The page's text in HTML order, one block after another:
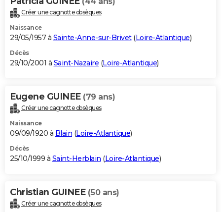
Créer une cagnotte obsèques
Naissance
29/05/1957 à Sainte-Anne-sur-Brivet(Loire-Atlantique)
Décès
29/10/2001 à Saint-Nazaire (Loire-Atlantique)
Eugene GUINEE (79 ans)
Créer une cagnotte obsèques
Naissance
09/09/1920 à Blain (Loire-Atlantique)
Décès
25/10/1999 à Saint-Herblain (Loire-Atlantique)
Christian GUINEE (50 ans)
Créer une cagnotte obsèques